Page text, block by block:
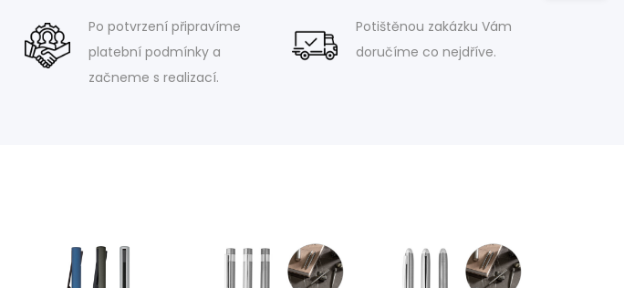
Po potvrzení připravíme
platební podmínky a
začneme s realizací.
Potištěnou zakázku Vám
doručíme co nejdříve.